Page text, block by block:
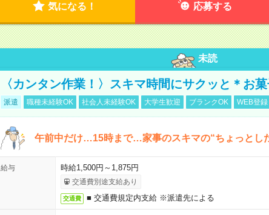
気になる！ 応募する
未読
〈カンタン作業！〉スキマ時間にサクッと＊お
派遣 職種未経験OK 社会人未経験OK 大学生歓迎 ブランクOK WEB登
午前中だけ…15時まで…家事のスキマの“ちょっとし
給与 時給1,500円～1,875円
交通費別途支給あり
交通費 ■ 交通費規定内支給 ※派遣先による